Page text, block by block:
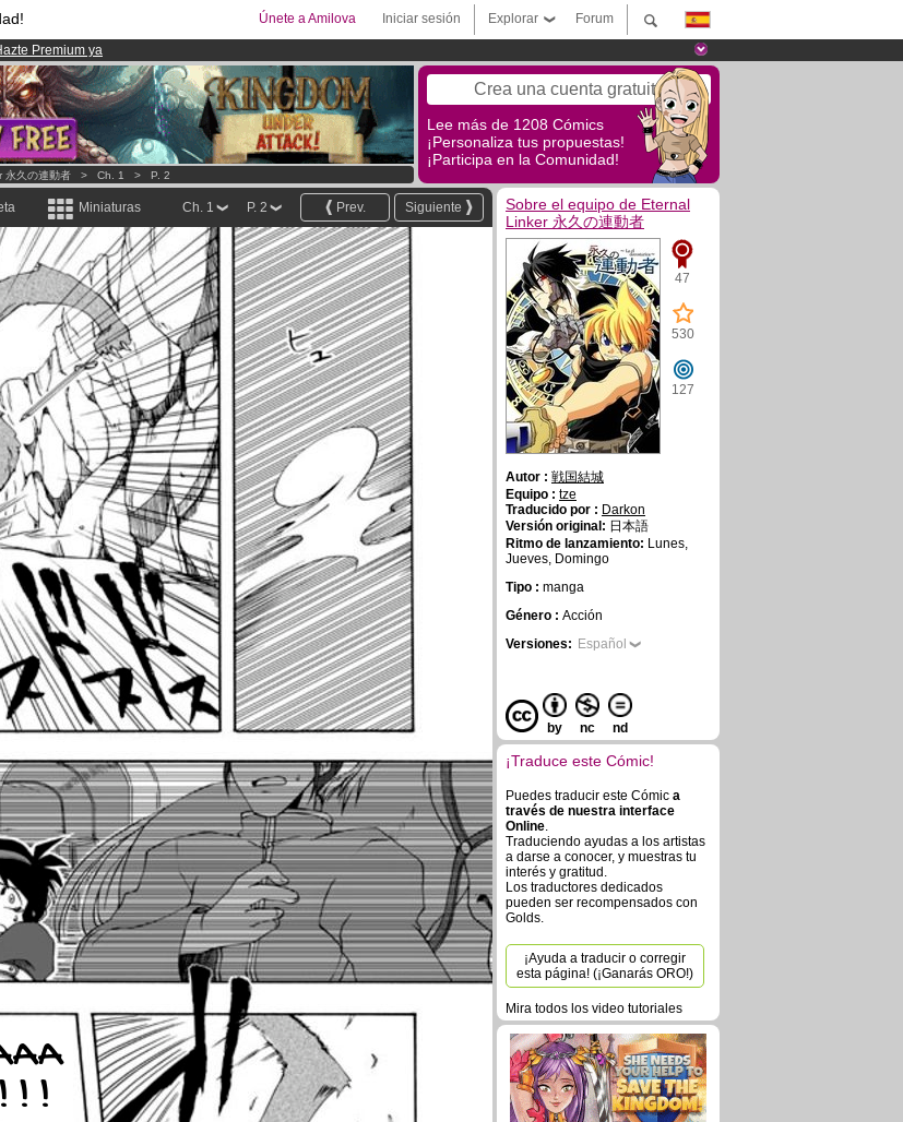
Forum
Explorar
Iniciar sesión
Únete a Amilova
Premium ya
.
Crea una cuenta gratuita
Lee más de 1208 Cómics
¡Personaliza tus propuestas!
¡Participa en la Comunidad!
永久の連動者 > Ch. 1 > P. 2
Miniaturas Siguiente
Prev.
P. 2
Ch. 1
! ! !
Sobre el equipo de Eternal
Linker 永久の連動者
47
530
127
Autor : 戦国結城
Equipo : tze
Traducido por : Darkon
Versión original: 日本語
Ritmo de lanzamiento: Lunes,
Jueves, Domingo
Tipo : manga
Género : Acción
Versiones: Español
by nc nd
¡Traduce este Cómic!
Puedes traducir este Cómic a
través de nuestra interface
Online.
Traduciendo ayudas a los artistas
a darse a conocer, y muestras tu
interés y gratitud.
Los traductores dedicados
pueden ser recompensados con
Golds.
¡Ayuda a traducir o corregir
esta página! (¡Ganarás ORO!)
Mira todos los video tutoriales